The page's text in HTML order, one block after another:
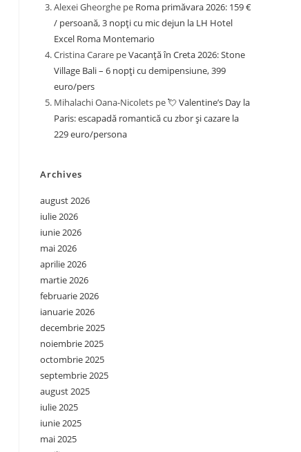
Alexei Gheorghe pe Roma primăvara 2026: 159 €
/ persoană, 3 nopți cu mic dejun la LH Hotel
Excel Roma Montemario
Cristina Carare peVacanță în Creta 2026: Stone
Village Bali – 6 nopți cu demipensiune, 399
euro/pers
Mihalachi Oana-Nicolets pe💘 Valentine’s Day la
Paris: escapadă romantică cu zbor și cazare la
229 euro/persona
Archives
august 2026
iulie 2026
iunie 2026
mai 2026
aprilie 2026
martie 2026
februarie 2026
ianuarie 2026
decembrie 2025
noiembrie 2025
octombrie 2025
septembrie 2025
august 2025
iulie 2025
iunie 2025
mai 2025